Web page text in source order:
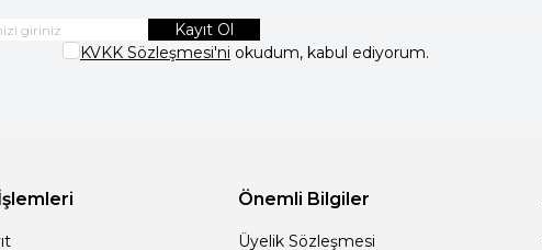
Kayıt Ol
KVKK Sözleşmesi'ni okudum, kabul ediyorum.
Önemli Bilgiler
Üyelik Sözleşmesi